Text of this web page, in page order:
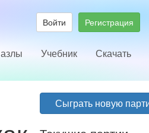
Войти Регистрация
Учебник Скачать
Сыграть новую